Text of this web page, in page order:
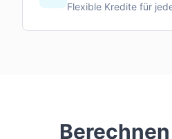
Flexible Kredite für